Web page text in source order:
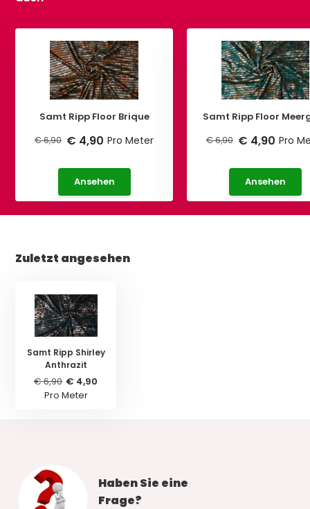
Samt Ripp Floor Brique
€ 6,90 € 4,90 Pro Meter
Ansehen
Samt Ripp Floor
€ 6,90 € 4,90 Pro
Ansehen
Zuletzt angesehen
Samt Ripp Shirley
Anthrazit
€ 6,90 € 4,90
Pro Meter
Haben Sie eine
Frage?